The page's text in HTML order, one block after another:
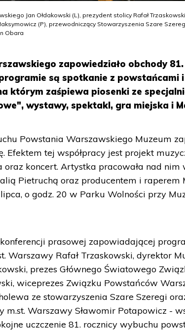
Jan Ołdakowski (L), prezydent stolicy Rafał
(P), przewodniczący Stowarzyszenia Szare
Obara
zapowiedziało obchody
są spotkanie z powstańcami
którym zaśpiewa piosenki ze
wystawy, spektakl, gra miejska i
Powstania Warszawskiego Muzeum
Efektem tej współpracy jest projekt
oraz koncert. Artystka pracowała nad nim
Pietruchą oraz producentem i raperem
o godz. 20 w Parku Wolności przy
prasowej zapowiadającej
Warszawy Rafał Trzaskowski, dyrektor
prezes Głównego Światowego
wiceprezes Związku Powstańców
ze stowarzyszenia Szare Szeregi
m.st. Warszawy Sławomir Potapowicz -
uczczenie 81. rocznicy wybuchu